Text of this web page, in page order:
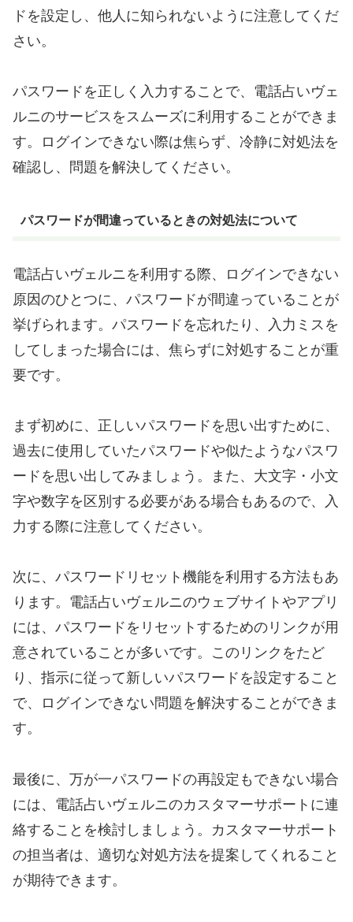
ドを設定し、他人に知られないように注意してくだ
さい。
パスワードを正しく入力することで、電話占いヴェ
ルニのサービスをスムーズに利用することができま
す。ログインできない際は焦らず、冷静に対処法を
確認し、問題を解決してください。
パスワードが間違っているときの対処法について
電話占いヴェルニを利用する際、ログインできない
原因のひとつに、パスワードが間違っていることが
挙げられます。パスワードを忘れたり、入力ミスを
してしまった場合には、焦らずに対処することが重
要です。
まず初めに、正しいパスワードを思い出すために、
過去に使用していたパスワードや似たようなパスワ
ードを思い出してみましょう。また、大文字・小文
字や数字を区別する必要がある場合もあるので、入
力する際に注意してください。
次に、パスワードリセット機能を利用する方法もあ
ります。電話占いヴェルニのウェブサイトやアプリ
には、パスワードをリセットするためのリンクが用
意されていることが多いです。このリンクをたど
り、指示に従って新しいパスワードを設定すること
で、ログインできない問題を解決することができま
す。
最後に、万が一パスワードの再設定もできない場合
には、電話占いヴェルニのカスタマーサポートに連
絡することを検討しましょう。カスタマーサポート
の担当者は、適切な対処方法を提案してくれること
が期待できます。